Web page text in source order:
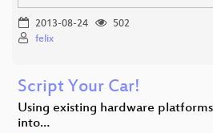
2013-08-24
502
felix
Script Your Car!
Using existing hardware
into…